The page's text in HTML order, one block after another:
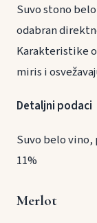
Suvo stono
odabran
Karakteristike
miris i
Detaljni podaci
Suvo belo vino,
11%
Merlot